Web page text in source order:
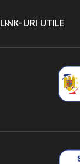
LINK-URI UTILE